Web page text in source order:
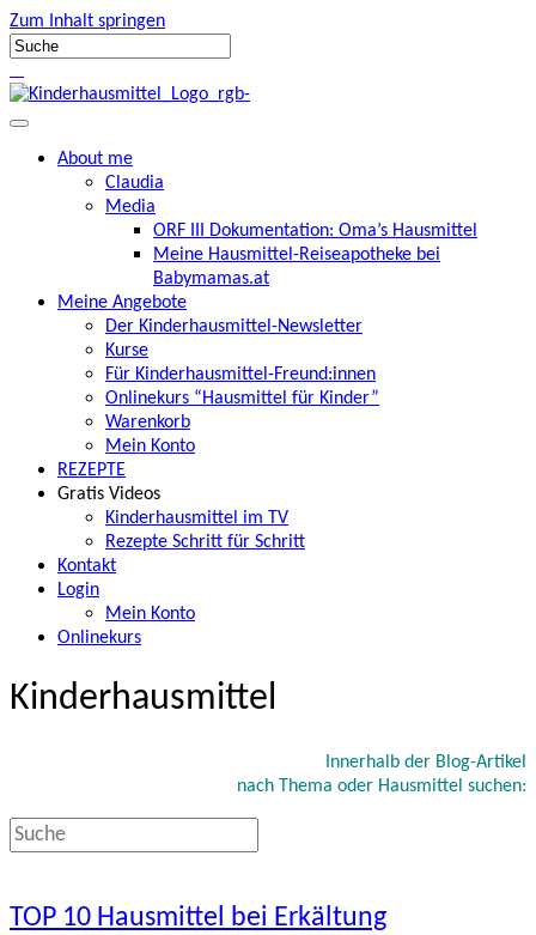
Zum Inhalt springen
About me
Claudia
Media
ORF III Dokumentation: Oma’s Hausmittel
Meine Hausmittel-Reiseapotheke bei
Babymamas.at
Meine Angebote
Der Kinderhausmittel-Newsletter
Kurse
Für Kinderhausmittel-Freund:innen
Onlinekurs “Hausmittel für Kinder”
Warenkorb
Mein Konto
REZEPTE
Gratis Videos
Kinderhausmittel im TV
Rezepte Schritt für Schritt
Kontakt
Login
Mein Konto
Onlinekurs
Kinderhausmittel
Innerhalb der Blog-Artikel
nach Thema oder Hausmittel suchen:
TOP 10 Hausmittel bei Erkältung